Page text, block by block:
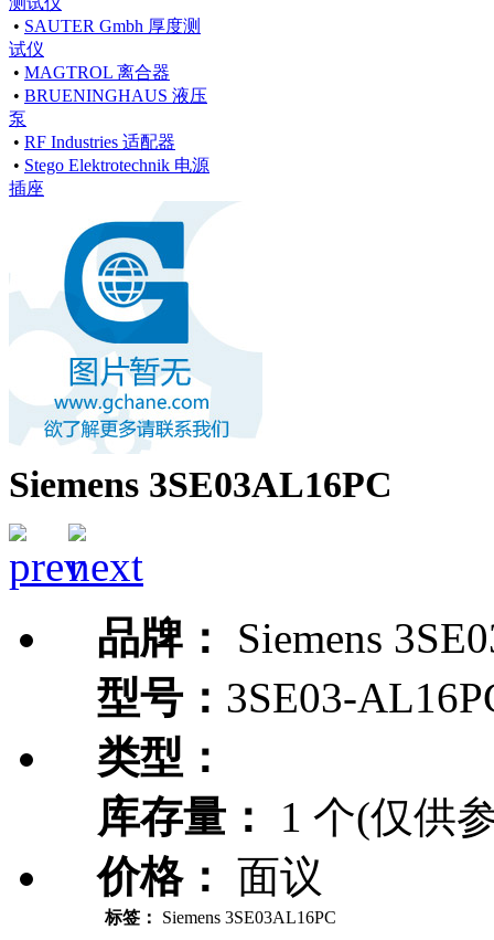
• SAUTER Gmbh 厚度测
试仪
• MAGTROL 离合器
• BRUENINGHAUS 液压
泵
• RF Industries 适配器
• Stego Elektrotechnik 电源
插座
Siemens 3SE03AL16PC
品牌：
Siemens
型号： 3SE03-
类型：
库存量：
1 个(仅供
价格： 面议
标签： Siemens 3SE03AL16PC